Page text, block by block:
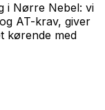
i Nørre Nebel: vi
AT-krav, giver
kørende med